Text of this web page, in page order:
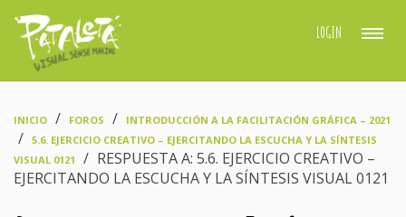
LOGIN
INICIO FOROS INTRODUCCIÓN A LA FACILITACIÓN GRÁFICA – 2021
5.6. EJERCICIO CREATIVO – EJERCITANDO LA ESCUCHA Y LA SÍNTESIS
VISUAL 0121
RESPUESTA A: 5.6. EJERCICIO CREATIVO –
EJERCITANDO LA ESCUCHA Y LA SÍNTESIS VISUAL 0121